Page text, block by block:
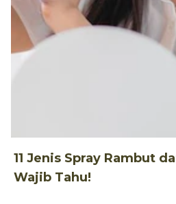
11 Jenis Spray Rambut
Wajib Tahu!